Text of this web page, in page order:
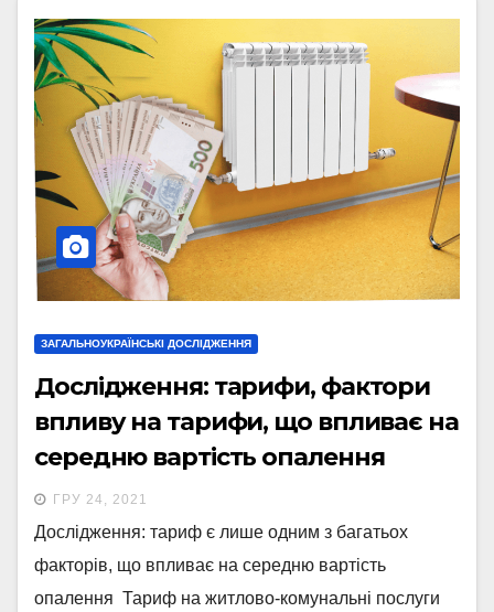
ЗАГАЛЬНОУКРАЇНСЬКІ ДОСЛІДЖЕННЯ
Дослідження: тарифи, фактори
впливу на тарифи, що впливає на
середню вартість опалення
ГРУ 24, 2021
Дослідження: тариф є лише одним з багатьох
факторів, що впливає на середню вартість
опалення Тариф на житлово-комунальні послуги